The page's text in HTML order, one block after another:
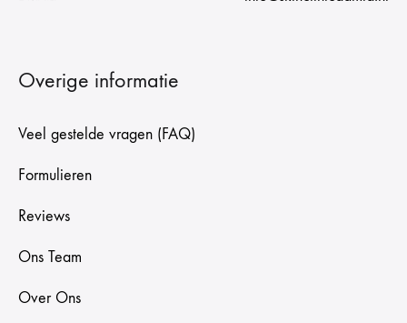
Overige informatie
Veel gestelde vragen (FAQ)
Formulieren
Reviews
Ons Team
Over Ons